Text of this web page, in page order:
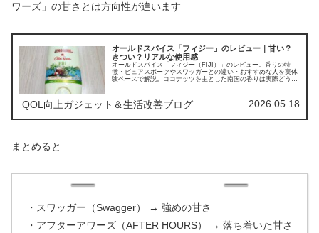
ワーズ」の甘さとは方向性が違います
オールドスパイス「フィジー」のレビュー｜甘い？
きつい？リアルな使用感
オールドスパイス「フィジー（FIJI）」のレビュー。香りの特
徴・ピュアスポーツやスワッガーとの違い・おすすめな人を実体
験ベースで解説。ココナッツを主とした南国の香りは実際どうな
QOL向上ガジェット＆生活改善ブログ 2026.05.18
まとめると
・スワッガー（Swagger） → 強めの甘さ
・アフターアワーズ（AFTER HOURS） → 落ち着いた甘さ